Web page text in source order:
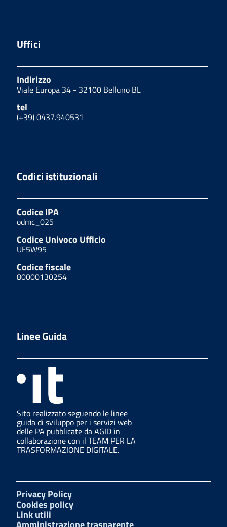
Uffici
Indirizzo
Viale Europa 34 - 32100 Belluno BL
tel
(+39) 0437.940531
Codici istituzionali
Codice IPA
odmc_025
Codice Univoco Ufficio
UF5W95
Codice fiscale
80000130254
Linee Guida
Sito realizzato seguendo le linee
guida di sviluppo per i servizi web
delle PA pubblicate da AGID in
collaborazione con il TEAM PER LA
TRASFORMAZIONE DIGITALE.
Privacy Policy
Cookies policy
Link utili